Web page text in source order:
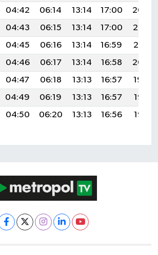
04:42 06:14 13:14 17:00
20:04
04:43 06:15 13:14 17:00
20:03
04:45 06:16 13:14 16:59
20:01
04:46 06:17 13:14 16:58
20:00
04:47 06:18 13:13 16:57
19:59
04:49 06:19 13:13 16:57
19:57
04:50 06:20 13:13 16:56 19:56